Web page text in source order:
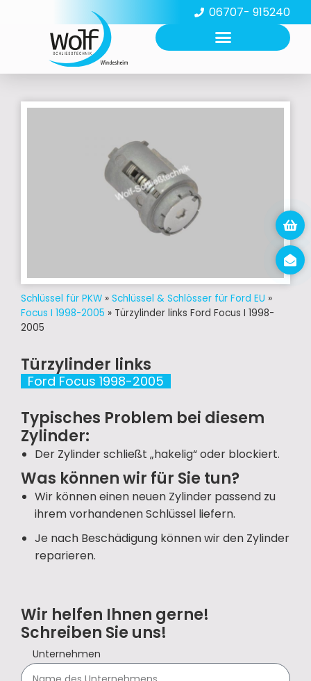
06707- 915240
Schlüssel für PKW » Schlüssel & Schlösser für Ford EU »
Focus I 1998-2005 » Türzylinder links Ford Focus I 1998-
2005
Türzylinder links
Ford Focus 1998-2005
Typisches Problem bei diesem
Zylinder:
Der Zylinder schließt „hakelig“ oder blockiert.
Was können wir für Sie tun?
Wir können einen neuen Zylinder passend zu
ihrem vorhandenen Schlüssel liefern.
Je nach Beschädigung können wir den Zylinder
reparieren.
Wir helfen Ihnen gerne!
Schreiben Sie uns!
Unternehmen